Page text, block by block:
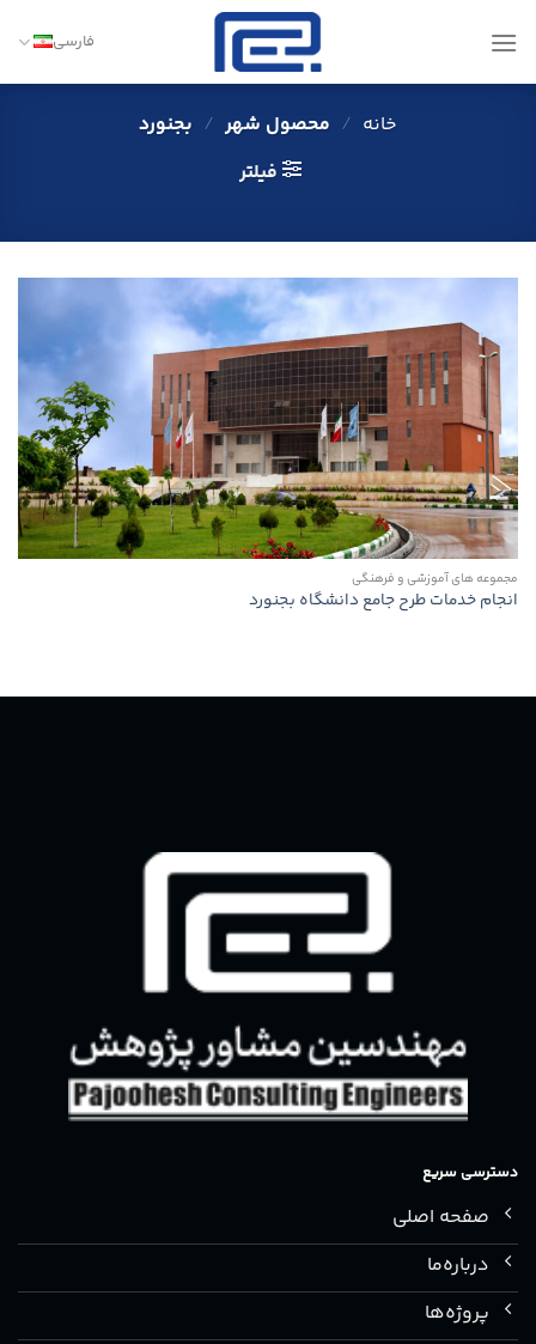
فارسی
خانه / محصول شهر / بجنورد
فیلتر
مجموعه های آموزشی و فرهنگی
انجام خدمات طرح جامع دانشگاه بجنورد
دسترسی سریع
صفحه اصلی
درباره‌ما
پروژه‌ها